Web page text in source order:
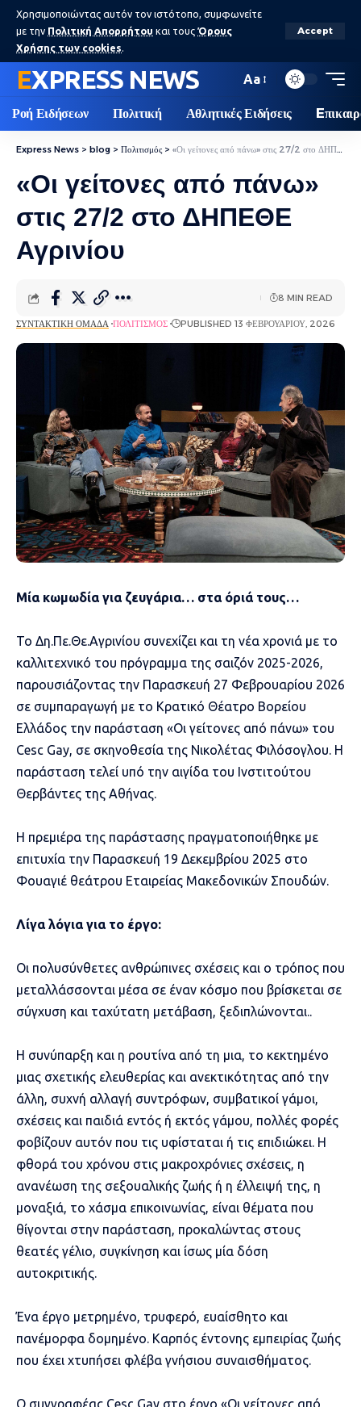
Χρησιμοποιώντας αυτόν τον ιστότοπο, συμφωνείτε
με την Πολιτική Απορρήτου και τους Όρους
Χρήσης των cookies.
Accept
EXPRESS NEWS Aa
Ροή Ειδήσεων Πολιτική Αθλητικές Ειδήσεις
Express News > blog > Πολιτισμός > «Οι γείτονες από πάνω» στις 27/2 στο ΔΗΠΕΘΕ Αγρινίου
«Οι γείτονες από πάνω»
στις 27/2 στο ΔΗΠΕΘΕ
Αγρινίου
ΣΥΝΤΑΚΤΙΚΉ ΟΜΆΔΑ ΠΟΛΙΤΙΣΜΌΣ PUBLISHED 13 ΦΕΒΡΟΥΑΡΊΟΥ, 2026
8 MIN READ
Μία κωμωδία για ζευγάρια… στα όριά τους…
Το Δη.Πε.Θε.Αγρινίου συνεχίζει και τη νέα χρονιά με το
καλλιτεχνικό του πρόγραμμα της σαιζόν 2025-2026,
παρουσιάζοντας την Παρασκευή 27 Φεβρουαρίου 2026
σε συμπαραγωγή με το Κρατικό Θέατρο Βορείου
Ελλάδος την παράσταση «Οι γείτονες από πάνω» του
Cesc Gay, σε σκηνοθεσία της Νικολέτας Φιλόσογλου. Η
παράσταση τελεί υπό την αιγίδα του Ινστιτούτου
Θερβάντες της Αθήνας.
Η πρεμιέρα της παράστασης πραγματοποιήθηκε με
επιτυχία την Παρασκευή 19 Δεκεμβρίου 2025 στο
Φουαγιέ θεάτρου Εταιρείας Μακεδονικών Σπουδών.
Λίγα λόγια για το έργο:
Οι πολυσύνθετες ανθρώπινες σχέσεις και ο τρόπος που
μεταλλάσσονται μέσα σε έναν κόσμο που βρίσκεται σε
σύγχυση και ταχύτατη μετάβαση, ξεδιπλώνονται..
Η συνύπαρξη και η ρουτίνα από τη μια, το κεκτημένο
μιας σχετικής ελευθερίας και ανεκτικότητας από την
άλλη, συχνή αλλαγή συντρόφων, συμβατικοί γάμοι,
σχέσεις και παιδιά εντός ή εκτός γάμου, πολλές φορές
φοβίζουν αυτόν που τις υφίσταται ή τις επιδιώκει. Η
φθορά του χρόνου στις μακροχρόνιες σχέσεις, η
ανανέωση της σεξουαλικής ζωής ή η έλλειψή της, η
μοναξιά, το χάσμα επικοινωνίας, είναι θέματα που
θίγονται στην παράσταση, προκαλώντας στους
θεατές γέλιο, συγκίνηση και ίσως μία δόση
αυτοκριτικής.
Ένα έργο μετρημένο, τρυφερό, ευαίσθητο και
πανέμορφα δομημένο. Καρπός έντονης εμπειρίας ζωής
που έχει χτυπήσει φλέβα γνήσιου συναισθήματος.
Ο συγγραφέας Cesc Gay στο έργο «Οι γείτονες από